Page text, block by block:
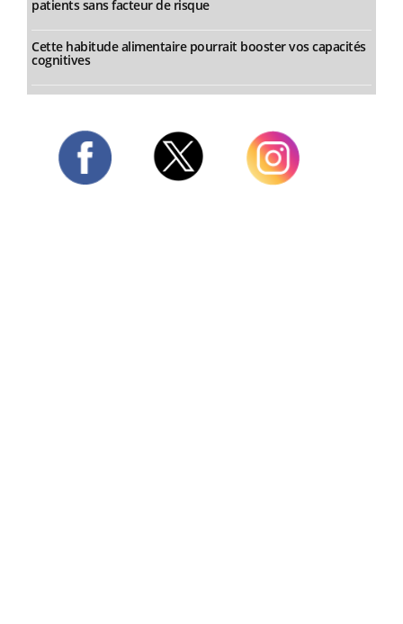
patients sans facteur de risque
Cette habitude alimentaire pourrait booster vos capacités
cognitives